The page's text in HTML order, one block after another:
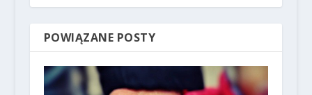
POWIĄZANE POSTY